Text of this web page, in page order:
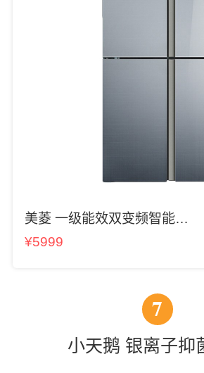
美菱 一级能效双变频智能冰
箱
¥5999
7
小天鹅 银离子抑